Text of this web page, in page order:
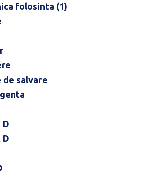
folosinta (1)
salvare
D
D